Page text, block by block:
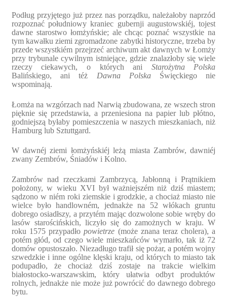
Podług przyjętego już przez nas porządku, należałoby naprzód
rozpoznać południowy kraniec gubernji augustowskiéj, tojest
dawne starostwo łomżyńskie; ale chcąc poznać wszystkie na
tym kawałku ziemi zgromadzone zabytki historyczne, trzeba by
przede wszystkiém przejrzeć archiwum akt dawnych w Łomży
przy trybunale cywilnym istniejące, gdzie znalazłoby się wiele
rzeczy ciekawych, o których ani Starożytna Polska
Balińskiego, ani téż Dawna PolskaŚwięckiego nie
wspominają.
Łomża na wzgórzach nad Narwią zbudowana, ze wszech stron
pięknie się przedstawia, a przeniesiona na papier lub płótno,
godniejszą byłaby pomieszczenia w naszych mieszkaniach, niż
Hamburg lub Sztuttgard.
W dawnéj ziemi łomżyńskiéj leżą miasta Zambrów, dawniéj
zwany Zembrów, Śniadów i Kolno.
Zambrów nad rzeczkami Zambrzycą, Jabłonną i Prątnikiem
położony, w wieku XVI był ważniejszém niż dziś miastem;
sądzono w niém roki ziemskie i grodzkie, a chociaż miasto nie
wielce było handlowném, jednakże na 52 włókach gruntu
dobrego osiadłszy, a przytém mając dozwolone sobie wręby do
lasów starościńskich, liczyło się do zamożnych w kraju. W
roku 1575 przypadłopowietrze (może znana teraz cholera), a
potém głód, od czego wiele mieszkańców wymarło, tak iż 72
domów opustoszało. Niezadługo trafił się pożar, a potém wojny
szwedzkie i inne ogólne klęski kraju, od których to miasto tak
podupadło, że chociaż dziś zostaje na trakcie wielkim
białostocko-warszawskim, który ułatwia odbyt produktów
rolnych, jednakże nie może już powrócić do dawnego dobrego
bytu.